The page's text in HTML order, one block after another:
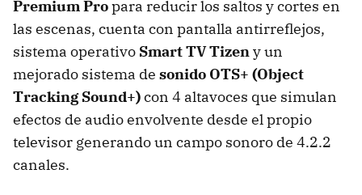
Premium Propara reducir los saltos y cortes en
las escenas, cuenta con pantalla antirreflejos,
sistema operativo Smart TV Tizeny un
mejorado sistema de sonido OTS+ (Object
Tracking Sound+)con 4 altavoces que simulan
efectos de audio envolvente desde el propio
televisor generando un campo sonoro de 4.2.2
canales.